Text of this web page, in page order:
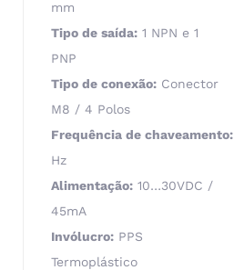
mm
Tipo de saída: 1 NPN e 1
PNP
Tipo de conexão: Conector
M8 / 4 Polos
Frequência de chaveamento:
Hz
Alimentação: 10…30VDC /
45mA
Invólucro: PPS
Termoplástico